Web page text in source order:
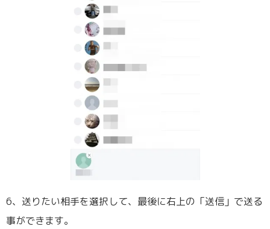
6、送りたい相手を選択して、最後に右上の「送信」で送る
事ができます。